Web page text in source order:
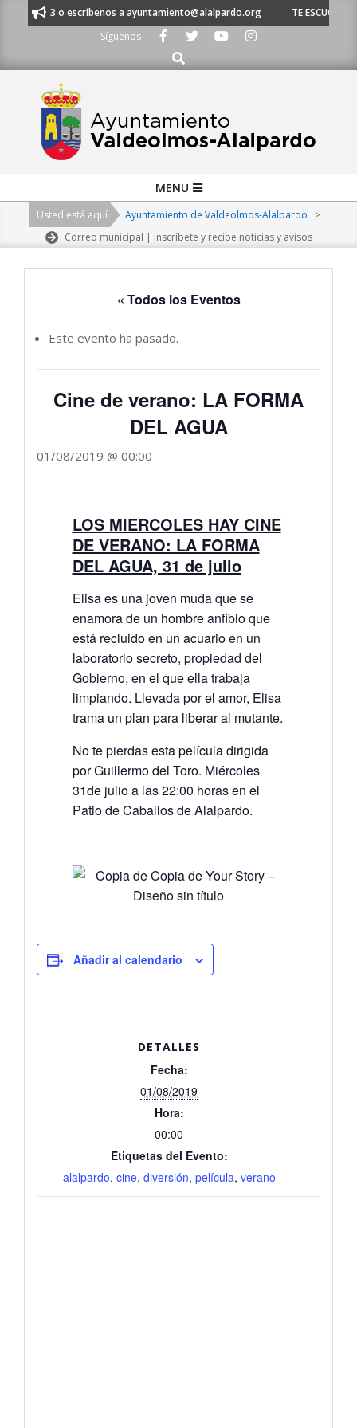
620 21 53 o escríbenos a ayuntamiento@alalpardo.org
TE
Síguenos
Buscar
Navigation
MENU
Usted está aquí Ayuntamiento de Valdeolmos-Alalpardo
>
Correo municipal | Inscríbete y recibe noticias y avisos
« Todos los Eventos
Este evento ha pasado.
Cine de verano: LA FORMA
DEL AGUA
01/08/2019 @ 00:00
LOS MIERCOLES HAY CINE
DE VERANO: LA FORMA
DEL AGUA, 31 de julio
Elisa es una joven muda que se
enamora de un hombre anfibio que
está recluido en un acuario en un
laboratorio secreto, propiedad del
Gobierno, en el que ella trabaja
limpiando. Llevada por el amor, Elisa
trama un plan para liberar al mutante.
No te pierdas esta película dirigida
por Guillermo del Toro. Miércoles
31de julio a las 22:00 horas en el
Patio de Caballos de Alalpardo.
Añadir al calendario
DETALLES
Fecha:
01/08/2019
Hora:
00:00
Etiquetas del Evento:
alalpardo, cine, diversión, película, verano